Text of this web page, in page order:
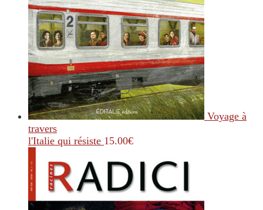
Voyage à
travers
l'Italie qui résiste 15.00€